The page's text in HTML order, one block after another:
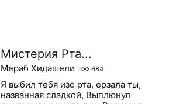
Мистерия Рта...
Мераб Хидашели 684
Я выбил тебя изо рта, ерзала ты,
названная сладкой, Выплюнул